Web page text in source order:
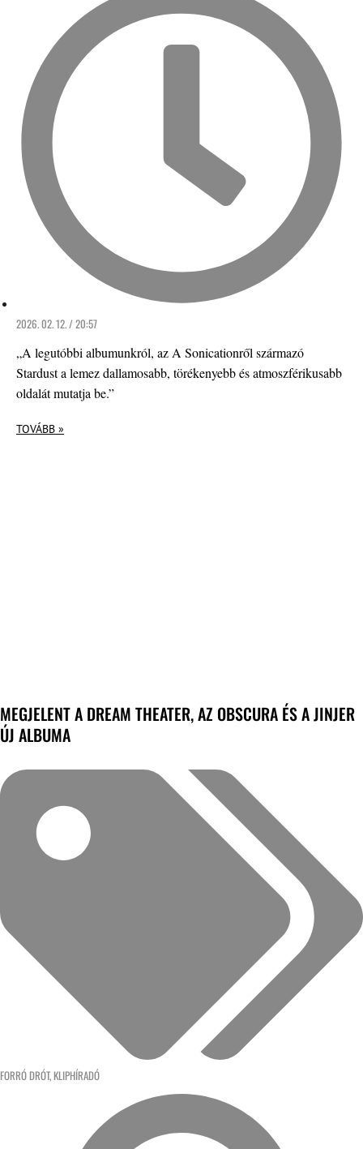
2026. 02. 12. / 20:57
„A legutóbbi albumunkról, az A Sonicationről származó
Stardust a lemez dallamosabb, törékenyebb és atmoszférikusabb
oldalát mutatja be.”
TOVÁBB »
MEGJELENT A DREAM THEATER, AZ OBSCURA ÉS A JINJER
ÚJ ALBUMA
FORRÓ DRÓT, KLIPHÍRADÓ